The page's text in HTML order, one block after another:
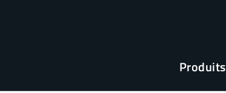
Produits